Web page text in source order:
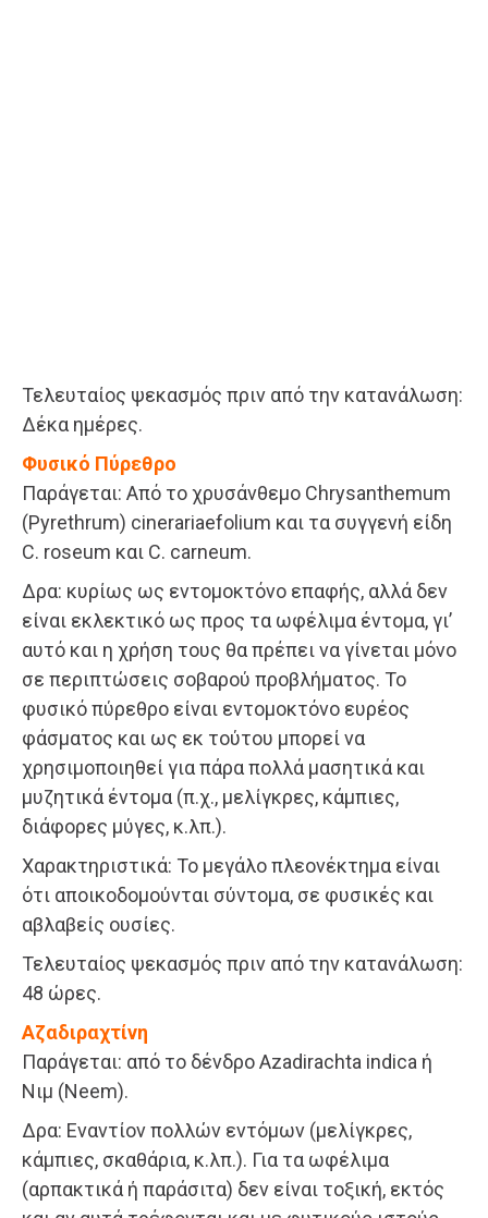
Τελευταίος ψεκασμός πριν από την κατανάλωση:
Δέκα ημέρες.
Φυσικό Πύρεθρο
Παράγεται: Από το χρυσάνθεμο Chrysanthemum
(Pyrethrum) cinerariaefolium και τα συγγενή είδη
C. roseum και C. carneum.
Δρα: κυρίως ως εντομοκτόνο επαφής, αλλά δεν
είναι εκλεκτικό ως προς τα ωφέλιμα έντομα, γι’
αυτό και η χρήση τους θα πρέπει να γίνεται μόνο
σε περιπτώσεις σοβαρού προβλήματος. Το
φυσικό πύρεθρο είναι εντομοκτόνο ευρέος
φάσματος και ως εκ τούτου μπορεί να
χρησιμοποιηθεί για πάρα πολλά μασητικά και
μυζητικά έντομα (π.χ., μελίγκρες, κάμπιες,
διάφορες μύγες, κ.λπ.).
Χαρακτηριστικά: Το μεγάλο πλεονέκτημα είναι
ότι αποικοδομούνται σύντομα, σε φυσικές και
αβλαβείς ουσίες.
Τελευταίος ψεκασμός πριν από την κατανάλωση:
48 ώρες.
Αζαδιραχτίνη
Παράγεται: από το δένδρο Azadirachta indica ή
Νιμ (Neem).
Δρα: Εναντίον πολλών εντόμων (μελίγκρες,
κάμπιες, σκαθάρια, κ.λπ.). Για τα ωφέλιμα
(αρπακτικά ή παράσιτα) δεν είναι τοξική, εκτός